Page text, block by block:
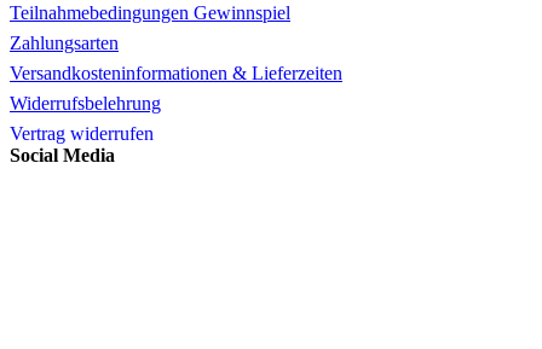
Teilnahmebedingungen Gewinnspiel
Zahlungsarten
Versandkosteninformationen & Lieferzeiten
Widerrufsbelehrung
Vertrag widerrufen
Social Media